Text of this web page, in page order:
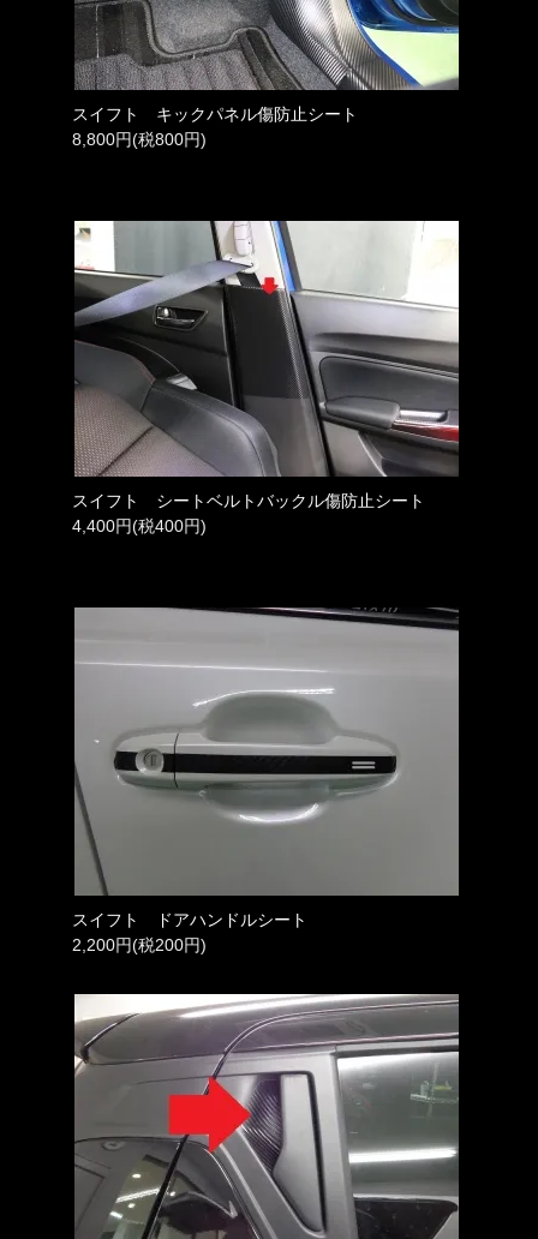
スイフト キックパネル傷防止シート
8,800円(税800円)
スイフト シートベルトバックル傷防止シート
4,400円(税400円)
スイフト ドアハンドルシート
2,200円(税200円)